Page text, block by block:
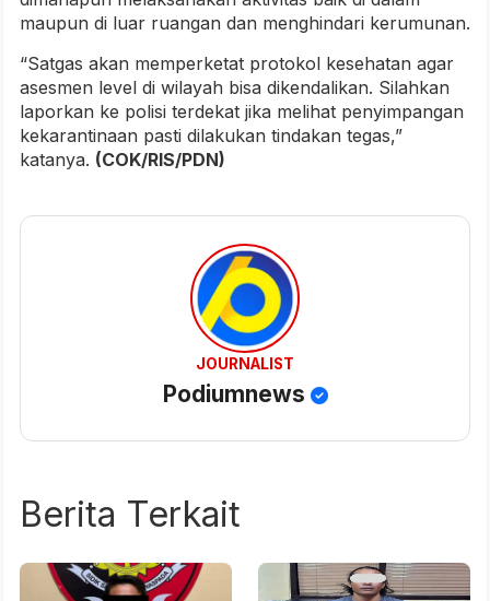
maupun di luar ruangan dan menghindari kerumunan.
“Satgas akan memperketat protokol kesehatan agar
asesmen level di wilayah bisa dikendalikan. Silahkan
laporkan ke polisi terdekat jika melihat penyimpangan
kekarantinaan pasti dilakukan tindakan tegas,”
katanya. (COK/RIS/PDN)
JOURNALIST
Podiumnews
Berita Terkait